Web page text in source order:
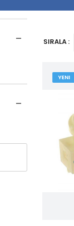
SIRALA :
YENI